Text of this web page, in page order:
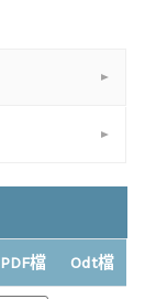
PDF檔 Odt檔